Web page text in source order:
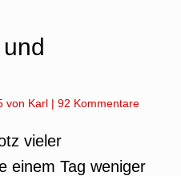
von Karl | 92 Kommentare
vieler
einem Tag weniger